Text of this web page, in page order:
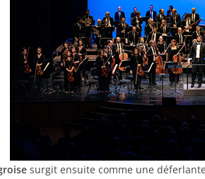
surgit ensuite comme une